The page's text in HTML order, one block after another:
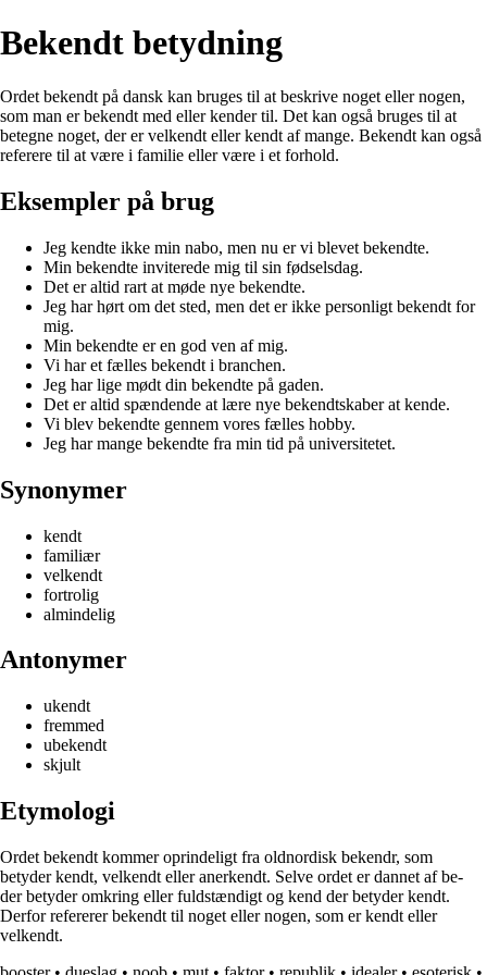
Bekendt betydning
Ordet bekendt på dansk kan bruges til at beskrive noget eller nogen,
som man er bekendt med eller kender til. Det kan også bruges til at
betegne noget, der er velkendt eller kendt af mange. Bekendt kan også
referere til at være i familie eller være i et forhold.
Eksempler på brug
Jeg kendte ikke min nabo, men nu er vi blevet bekendte.
Min bekendte inviterede mig til sin fødselsdag.
Det er altid rart at møde nye bekendte.
Jeg har hørt om det sted, men det er ikke personligt bekendt for
mig.
Min bekendte er en god ven af mig.
Vi har et fælles bekendt i branchen.
Jeg har lige mødt din bekendte på gaden.
Det er altid spændende at lære nye bekendtskaber at kende.
Vi blev bekendte gennem vores fælles hobby.
Jeg har mange bekendte fra min tid på universitetet.
Synonymer
kendt
familiær
velkendt
fortrolig
almindelig
Antonymer
ukendt
fremmed
ubekendt
skjult
Etymologi
Ordet bekendt kommer oprindeligt fra oldnordisk bekendr, som
betyder kendt, velkendt eller anerkendt. Selve ordet er dannet af be-
der betyder omkring eller fuldstændigt og kend der betyder kendt.
Derfor refererer bekendt til noget eller nogen, som er kendt eller
velkendt.